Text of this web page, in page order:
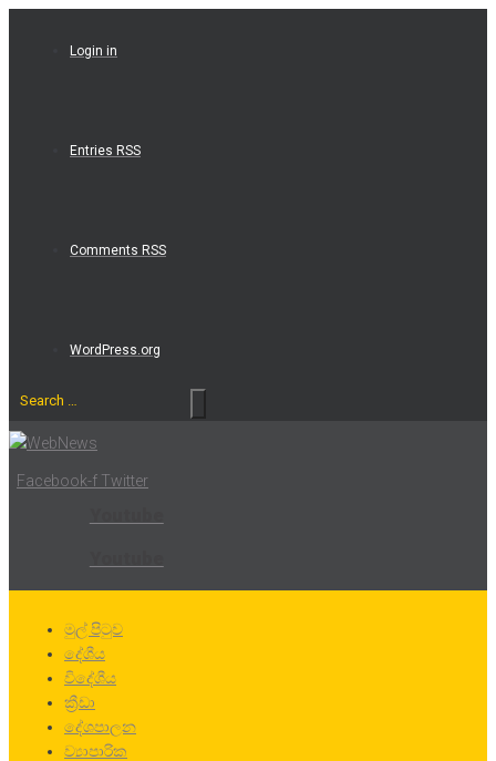
Login in
Entries RSS
Comments RSS
WordPress.org
Search
Facebook-f Twitter
මුල් පිටුව
දේශීය
විදේශීය
ක්‍රීඩා
දේශපාලන
ව්‍යාපාරික